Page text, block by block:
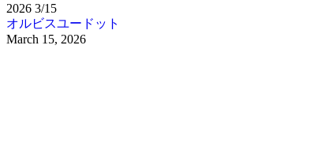
2026 3/15
オルビスユードット
March 15, 2026